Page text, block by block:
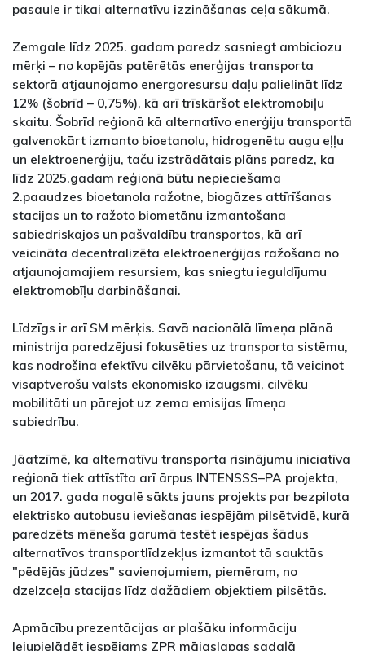
pasaule ir tikai alternatīvu izzināšanas ceļa sākumā.
Zemgale līdz 2025. gadam paredz sasniegt ambiciozu
mērķi – no kopējās patērētās enerģijas transporta
sektorā atjaunojamo energoresursu daļu palielināt līdz
12% (šobrīd – 0,75%), kā arī trīskāršot elektromobiļu
skaitu. Šobrīd reģionā kā alternatīvo enerģiju transportā
galvenokārt izmanto bioetanolu, hidrogenētu augu eļļu
un elektroenerģiju, taču izstrādātais plāns paredz, ka
līdz 2025.gadam reģionā būtu nepieciešama
2.paaudzes bioetanola ražotne, biogāzes attīrīšanas
stacijas un to ražoto biometānu izmantošana
sabiedriskajos un pašvaldību transportos, kā arī
veicināta decentralizēta elektroenerģijas ražošana no
atjaunojamajiem resursiem, kas sniegtu ieguldījumu
elektromobīļu darbināšanai.
Līdzīgs ir arī SM mērķis. Savā nacionālā līmeņa plānā
ministrija paredzējusi fokusēties uz transporta sistēmu,
kas nodrošina efektīvu cilvēku pārvietošanu, tā veicinot
visaptverošu valsts ekonomisko izaugsmi, cilvēku
mobilitāti un pārejot uz zema emisijas līmeņa
sabiedrību.
Jāatzīmē, ka alternatīvu transporta risinājumu iniciatīva
reģionā tiek attīstīta arī ārpus INTENSSS–PA projekta,
un 2017. gada nogalē sākts jauns projekts par bezpilota
elektrisko autobusu ieviešanas iespējām pilsētvidē, kurā
paredzēts mēneša garumā testēt iespējas šādus
alternatīvos transportlīdzekļus izmantot tā sauktās
"pēdējās jūdzes" savienojumiem, piemēram, no
dzelzceļa stacijas līdz dažādiem objektiem pilsētās.
Apmācību prezentācijas ar plašāku informāciju
lejupielādēt iespējams ZPR mājaslapas sadaļā